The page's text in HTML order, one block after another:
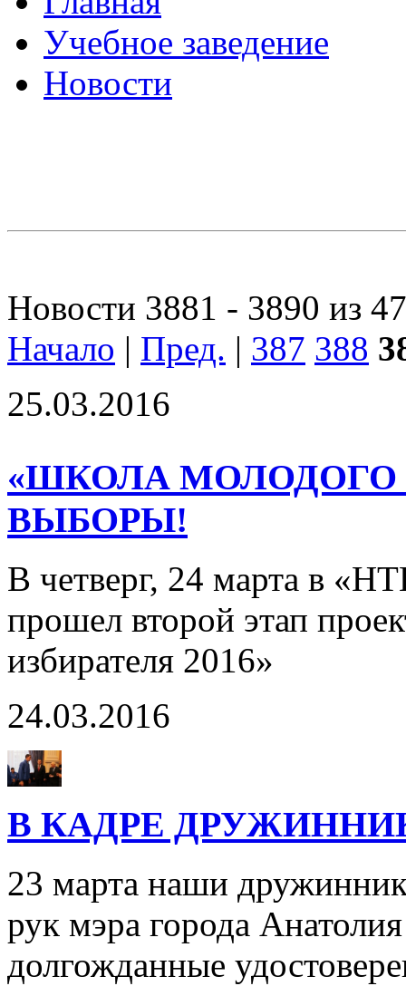
Учебное заведение
Новости
Новости 3881 - 3890 из
Начало | Пред. | 387 388
25.03.2016
«ШКОЛА МОЛОДОГО
ВЫБОРЫ!
В четверг, 24 марта в
прошел второй этап
избирателя 2016»
24.03.2016
В КАДРЕ
23 марта наши
рук мэра города
долгожданные